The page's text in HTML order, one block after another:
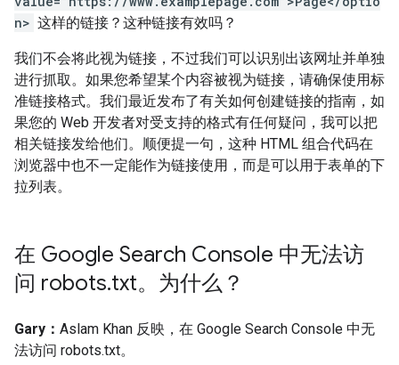
n> 这样的链接？这种链接有效吗？
我们不会将此视为链接，不过我们可以识别出该网址并单独
进行抓取。如果您希望某个内容被视为链接，请确保使用标
准链接格式。我们最近发布了有关如何创建链接的指南，如
果您的 Web 开发者对受支持的格式有任何疑问，我可以把
相关链接发给他们。顺便提一句，这种 HTML 组合代码在
浏览器中也不一定能作为链接使用，而是可以用于表单的下
拉列表。
在 Google Search Console 中无法访
问 robots.txt。为什么？
Gary： Aslam Khan 反映，在 Google Search Console 中无
法访问 robots.txt。